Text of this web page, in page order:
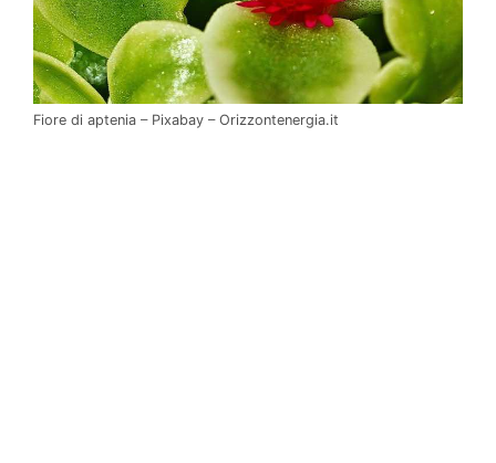
Fiore di aptenia – Pixabay – Orizzontenergia.it